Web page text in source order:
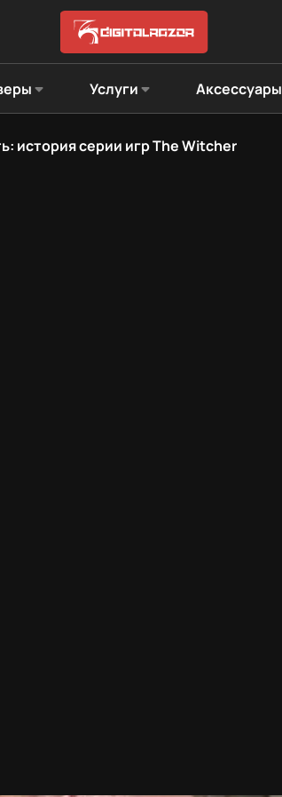
Услуги Аксессуары
история серии игр The Witcher